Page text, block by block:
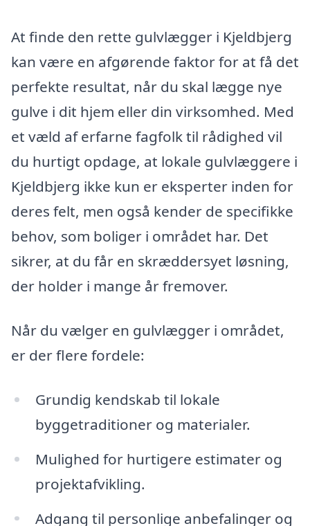
At finde den rette gulvlægger i Kjeldbjerg
kan være en afgørende faktor for at få det
perfekte resultat, når du skal lægge nye
gulve i dit hjem eller din virksomhed. Med
et væld af erfarne fagfolk til rådighed vil
du hurtigt opdage, at lokale gulvlæggere i
Kjeldbjerg ikke kun er eksperter inden for
deres felt, men også kender de specifikke
behov, som boliger i området har. Det
sikrer, at du får en skræddersyet løsning,
der holder i mange år fremover.
Når du vælger en gulvlægger i området,
er der flere fordele:
Grundig kendskab til lokale
byggetraditioner og materialer.
Mulighed for hurtigere estimater og
projektafvikling.
Adgang til personlige anbefalinger og